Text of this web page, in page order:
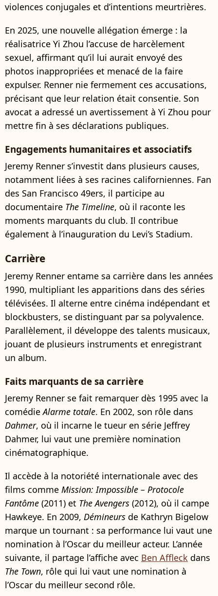
violences conjugales et d’intentions meurtrières.
En 2025, une nouvelle allégation émerge : la
réalisatrice Yi Zhou l’accuse de harcèlement
sexuel, affirmant qu’il lui aurait envoyé des
photos inappropriées et menacé de la faire
expulser. Renner nie fermement ces accusations,
précisant que leur relation était consentie. Son
avocat a adressé un avertissement à Yi Zhou pour
mettre fin à ses déclarations publiques.
Engagements humanitaires et associatifs
Jeremy Renner s’investit dans plusieurs causes,
notamment liées à ses racines californiennes. Fan
des San Francisco 49ers, il participe au
documentaire The Timeline, où il raconte les
moments marquants du club. Il contribue
également à l’inauguration du Levi’s Stadium.
Carrière
Jeremy Renner entame sa carrière dans les années
1990, multipliant les apparitions dans des séries
télévisées. Il alterne entre cinéma indépendant et
blockbusters, se distinguant par sa polyvalence.
Parallèlement, il développe des talents musicaux,
jouant de plusieurs instruments et enregistrant
un album.
Faits marquants de sa carrière
Jeremy Renner se fait remarquer dès 1995 avec la
comédieAlarme totale. En 2002, son rôle dans
Dahmer, où il incarne le tueur en série Jeffrey
Dahmer, lui vaut une première nomination
cinématographique.
Il accède à la notoriété internationale avec des
films comme Mission: Impossible – Protocole
Fantôme (2011) et The Avengers (2012), où il campe
Hawkeye. En 2009, Démineurs de Kathryn Bigelow
marque un tournant : sa performance lui vaut une
nomination à l’Oscar du meilleur acteur. L’année
suivante, il partage l’affiche avec Ben Affleck dans
The Town, rôle qui lui vaut une nomination à
l’Oscar du meilleur second rôle.